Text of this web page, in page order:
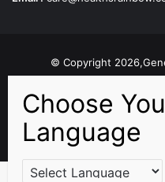
© Copyright
Facebook
X